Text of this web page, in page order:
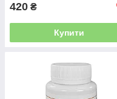
420 ₴
Купити